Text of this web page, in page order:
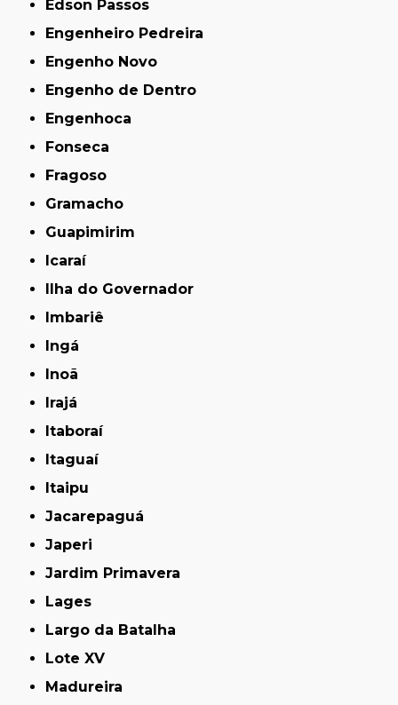
Edson Passos
Engenheiro Pedreira
Engenho Novo
Engenho de Dentro
Engenhoca
Fonseca
Fragoso
Gramacho
Guapimirim
Icaraí
Ilha do Governador
Imbariê
Ingá
Inoã
Irajá
Itaboraí
Itaguaí
Itaipu
Jacarepaguá
Japeri
Jardim Primavera
Lages
Largo da Batalha
Lote XV
Madureira